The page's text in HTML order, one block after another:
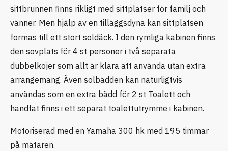
sittbrunnen finns rikligt med sittplatser för familj och
vänner. Men hjälp av en tilläggsdyna kan sittplatsen
formas till ett stort soldäck. I den rymliga kabinen finns
den sovplats för 4 st personer i två separata
dubbelkojer som allt är klara att använda utan extra
arrangemang. Även solbädden kan naturligtvis
användas som en extra bädd för 2 st Toalett och
handfat finns i ett separat toalettutrymme i kabinen.
Motoriserad med en Yamaha 300 hk med 195 timmar
på mätaren.